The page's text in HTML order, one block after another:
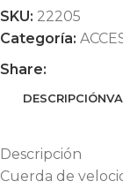
SKU: 22205
Categoría:
Share:
DESCRIPCIÓN
Descripción
Cuerda de